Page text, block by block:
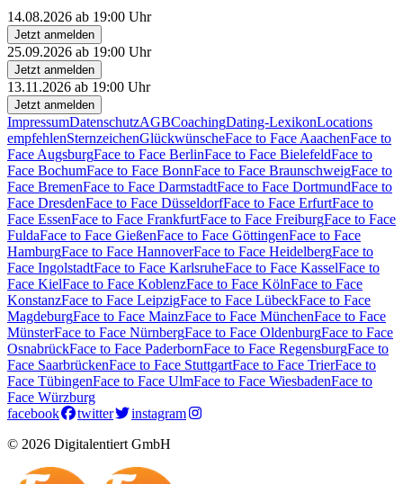
14.08.2026 ab 19:00 Uhr
Jetzt anmelden
25.09.2026 ab 19:00 Uhr
Jetzt anmelden
13.11.2026 ab 19:00 Uhr
Jetzt anmelden
ImpressumDatenschutzAGBCoachingDating-LexikonLocations
empfehlenSternzeichenGlückwünscheFace to Face AaachenFace to
Face AugsburgFace to Face BerlinFace to Face BielefeldFace to
Face BochumFace to Face BonnFace to Face BraunschweigFace to
Face BremenFace to Face DarmstadtFace to Face DortmundFace to
Face DresdenFace to Face DüsseldorfFace to Face ErfurtFace to
Face EssenFace to Face FrankfurtFace to Face FreiburgFace to Face
FuldaFace to Face GießenFace to Face GöttingenFace to Face
HamburgFace to Face HannoverFace to Face HeidelbergFace to
Face IngolstadtFace to Face KarlsruheFace to Face KasselFace to
Face KielFace to Face KoblenzFace to Face KölnFace to Face
KonstanzFace to Face LeipzigFace to Face LübeckFace to Face
MagdeburgFace to Face MainzFace to Face MünchenFace to Face
MünsterFace to Face NürnbergFace to Face OldenburgFace to Face
OsnabrückFace to Face PaderbornFace to Face RegensburgFace to
Face SaarbrückenFace to Face StuttgartFace to Face TrierFace to
Face TübingenFace to Face UlmFace to Face WiesbadenFace to
Face Würzburg
facebook
twitter
instagram
© 2026 Digitalentiert GmbH